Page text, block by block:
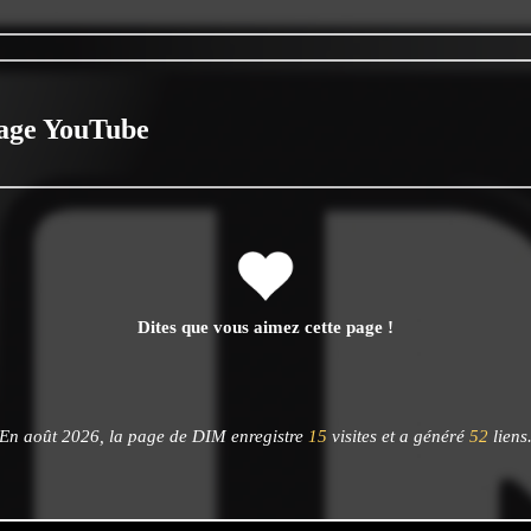
YouTube
Dites que vous aimez cette page !
En août 2026, la page de DIM enregistre 15 visites et a généré 52 liens.